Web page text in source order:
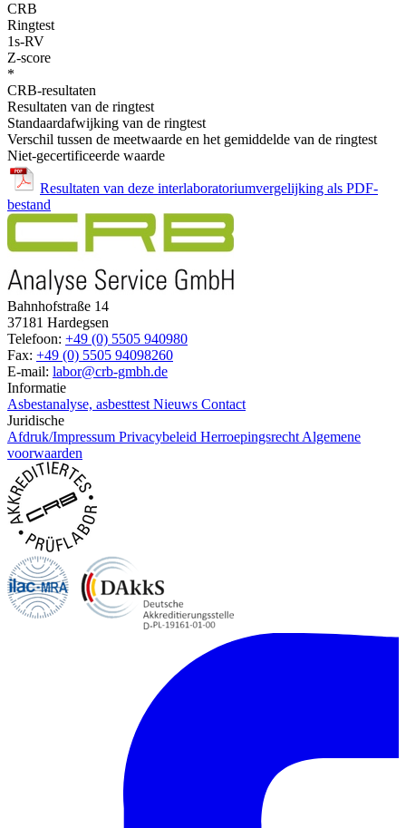
CRB
Ringtest
1s-RV
Z-score
*
CRB-resultaten
Resultaten van de ringtest
Standaardafwijking van de ringtest
Verschil tussen de meetwaarde en het gemiddelde van de ringtest
Niet-gecertificeerde waarde
Resultaten van deze interlaboratoriumvergelijking als PDF-
bestand
Bahnhofstraße 14
37181 Hardegsen
Telefoon: +49 (0) 5505 940980
Fax: +49 (0) 5505 94098260
E-mail: labor@crb-gmbh.de
Informatie
Asbestanalyse, asbesttest Nieuws Contact
Juridische
Afdruk/Impressum Privacybeleid Herroepingsrecht Algemene
voorwaarden